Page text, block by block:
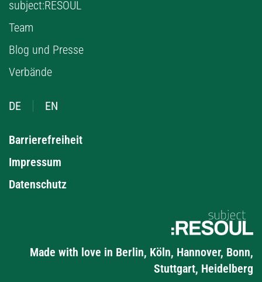
subject:RESOUL
Team
Blog und Presse
Verbände
DE EN
Barrierefreiheit
Impressum
Datenschutz
Made with love in Berlin, Köln, Hannover, Bonn,
Stuttgart, Heidelberg